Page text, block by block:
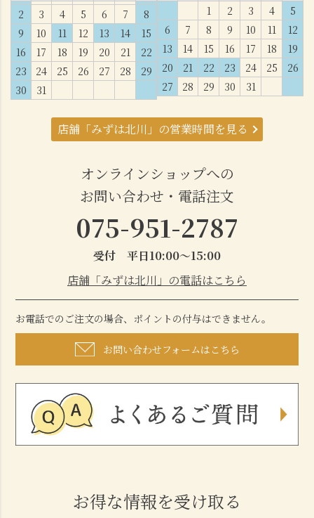
2
3 4 5 6 7
8
9
10 11 12 13 14
15
16
17 18 19 20 21
22
23
24 25 26 27 28
29
30
31
1
2 3 4
5
6
7 8 9 10 11
12
13
14 15 16 17 18
19
20
21 22 23 24 25
26
27
28 29 30 31
店舗「みずは北川」の営業時間を見る
オンラインショップへの
お問い合わせ・電話注文
075-951-2787
受付 平日10:00～15:00
店舗「みずは北川」の電話はこちら
お電話でのご注文の場合、ポイントの付与はできません。
お問い合わせフォームはこちら
お得な情報を受け取る